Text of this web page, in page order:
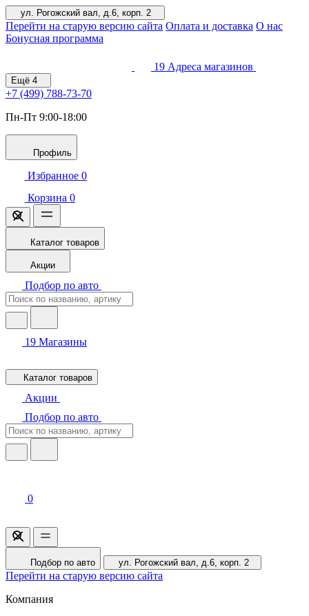
ул. Рогожский вал, д.6, корп. 2
Перейти на старую версию сайта Оплата и доставка О нас
Бонусная программа
19 Адреса магазинов
Ещё 4
+7 (499) 788-73-70
Пн-Пт 9:00-18:00
Профиль
Избранное 0
Корзина 0
Каталог товаров
Акции
Подбор по авто
19 Магазины
Каталог товаров
Акции
Подбор по авто
0
Подбор по авто ул. Рогожский вал, д.6, корп. 2
Перейти на старую версию сайта
Компания